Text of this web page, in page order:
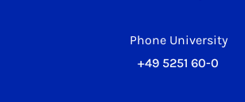
Phone University
+49 5251 60-0